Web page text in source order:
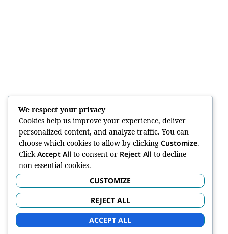
We respect your privacy
Cookies help us improve your experience, deliver
personalized content, and analyze traffic. You can
choose which cookies to allow by clicking Customize.
Click Accept All to consent or Reject All to decline
non-essential cookies.
CUSTOMIZE
REJECT ALL
ACCEPT ALL